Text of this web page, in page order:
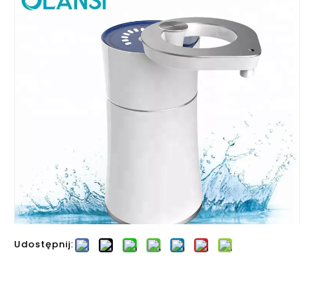
Udostępnij: